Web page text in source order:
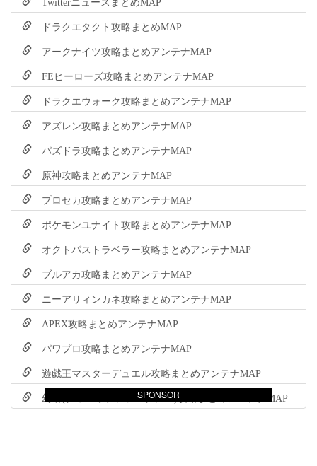
SPONSOR
ドラクエタクト攻略まとめMAP
アークナイツ攻略まとめアンテナMAP
FEヒーローズ攻略まとめアンテナMAP
ドラクエウォーク攻略まとめアンテナMAP
アズレン攻略まとめアンテナMAP
パズドラ攻略まとめアンテナMAP
原神攻略まとめアンテナMAP
プロセカ攻略まとめアンテナMAP
ポケモンユナイト攻略まとめアンテナMAP
オクトパストラベラー攻略まとめアンテナMAP
ブルアカ攻略まとめアンテナMAP
ニーアリィンカネ攻略まとめアンテナMAP
APEX攻略まとめアンテナMAP
パワプロ攻略まとめアンテナMAP
遊戯王マスターデュエル攻略まとめアンテナMAP
幻塔(タワーオブファンタジー)攻略まとめアンテナMAP